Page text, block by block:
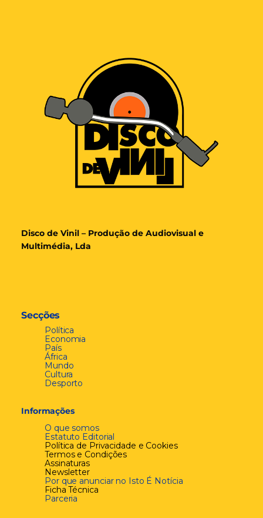
Disco de Vinil – Produção de Audiovisual e
Multimédia, Lda
Secções
Política
Economia
País
África
Mundo
Cultura
Desporto
Informações
O que somos
Estatuto Editorial
Política de Privacidade e Cookies
Termos e Condições
Assinaturas
Newsletter
Por que anunciar no Isto É Notícia
Ficha Técnica
Parceria